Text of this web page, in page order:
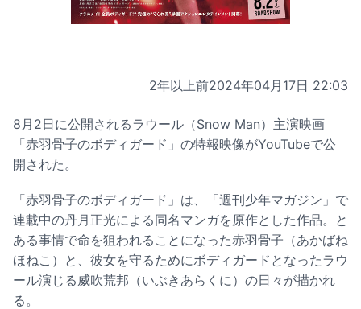
2年以上前2024年04月17日 22:03
8月2日に公開されるラウール（Snow Man）主演映画
「赤羽骨子のボディガード」の特報映像がYouTubeで公
開された。
「赤羽骨子のボディガード」は、「週刊少年マガジン」で
連載中の丹月正光による同名マンガを原作とした作品。と
ある事情で命を狙われることになった赤羽骨子（あかばね
ほねこ）と、彼女を守るためにボディガードとなったラウ
ール演じる威吹荒邦（いぶきあらくに）の日々が描かれ
る。